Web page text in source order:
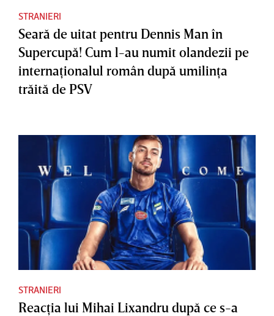
STRANIERI
Seară de uitat pentru Dennis Man în
Supercupă! Cum l-au numit olandezii pe
internaţionalul român după umilinţa
trăită de PSV
STRANIERI
Reacţia lui Mihai Lixandru după ce s-a